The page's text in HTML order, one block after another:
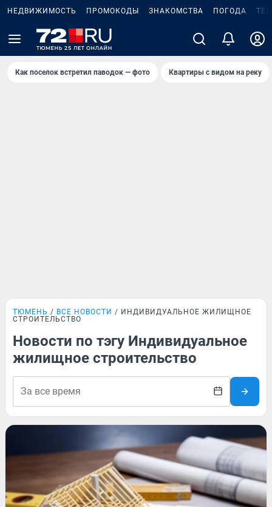
НЕДВИЖИМОСТЬ ПРОМОКОДЫ ЗНАКОМСТВА ПОГОДА
Как поселок встретил паводок — фото Квартиры с видом на реку
ТЮМЕНЬ ВСЕ НОВОСТИ
ИНДИВИДУАЛЬНОЕ ЖИЛИЩНОЕ
СТРОИТЕЛЬСТВО
Новости по тэгу Индивидуальное
жилищное строительство